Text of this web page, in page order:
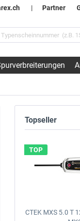
| Partner
Topseller
TOP
CTEK MXS 5.0 T